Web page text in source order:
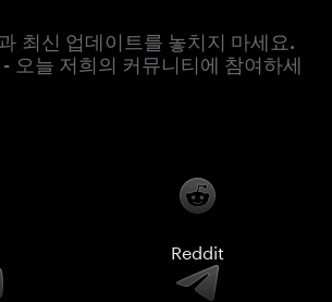
최신 업데이트를 놓치지 마세요.
오늘 저희의 커뮤니티에 참여하세
Reddit